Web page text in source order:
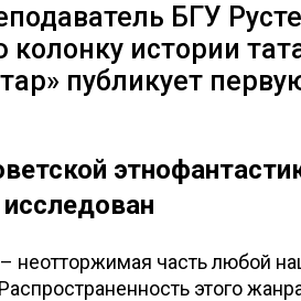
БГУ
колонку истории
публикует
неотторжимая часть любой
этого